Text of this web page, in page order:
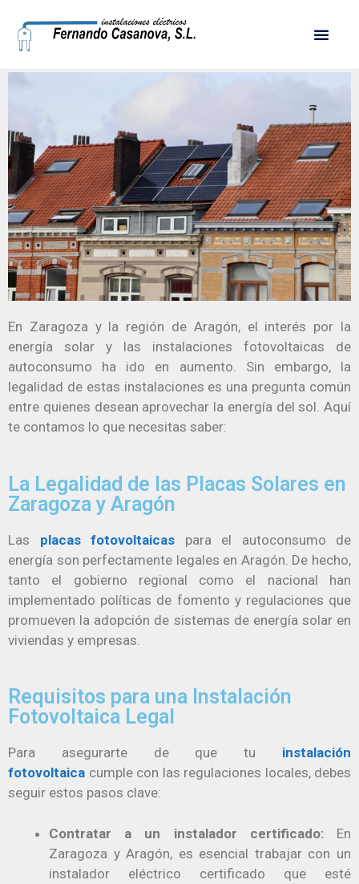
¿Son legales las instalaciones
fotovoltaicas de autoconsumo?
En Zaragoza y la región de Aragón, el interés por la
energía solar y las instalaciones fotovoltaicas de
autoconsumo ha ido en aumento. Sin embargo, la
legalidad de estas instalaciones es una pregunta común
entre quienes desean aprovechar la energía del sol. Aquí
te contamos lo que necesitas saber:
La Legalidad de las Placas Solares en
Zaragoza y Aragón
Las placas fotovoltaicas para el autoconsumo de
energía son perfectamente legales en Aragón. De hecho,
tanto el gobierno regional como el nacional han
implementado políticas de fomento y regulaciones que
promueven la adopción de sistemas de energía solar en
viviendas y empresas.
Requisitos para una Instalación
Fotovoltaica Legal
Para asegurarte de que tu instalación
fotovoltaica cumple con las regulaciones locales, debes
seguir estos pasos clave:
Contratar a un instalador certificado:En
Zaragoza y Aragón, es esencial trabajar con un
instalador eléctrico certificado que esté